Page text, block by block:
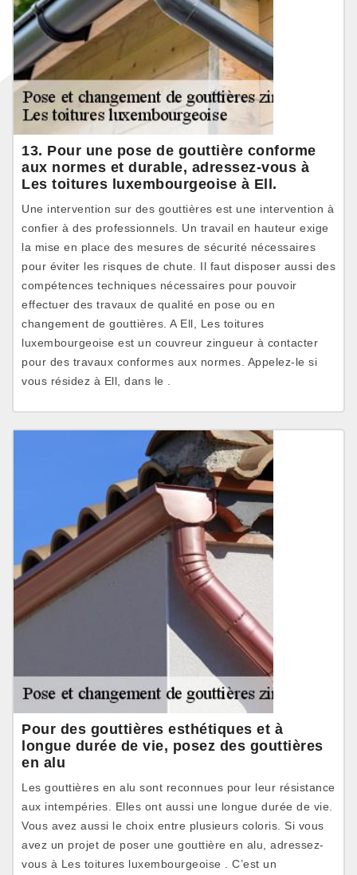
13. Pour une pose de gouttière conforme
aux normes et durable, adressez-vous à
Les toitures luxembourgeoise à Ell.
Une intervention sur des gouttières est une intervention à
confier à des professionnels. Un travail en hauteur exige
la mise en place des mesures de sécurité nécessaires
pour éviter les risques de chute. Il faut disposer aussi des
compétences techniques nécessaires pour pouvoir
effectuer des travaux de qualité en pose ou en
changement de gouttières. A Ell, Les toitures
luxembourgeoise est un couvreur zingueur à contacter
pour des travaux conformes aux normes. Appelez-le si
vous résidez à Ell, dans le .
Pour des gouttières esthétiques et à
longue durée de vie, posez des gouttières
en alu
Les gouttières en alu sont reconnues pour leur résistance
aux intempéries. Elles ont aussi une longue durée de vie.
Vous avez aussi le choix entre plusieurs coloris. Si vous
avez un projet de poser une gouttière en alu, adressez-
vous à Les toitures luxembourgeoise . C’est un